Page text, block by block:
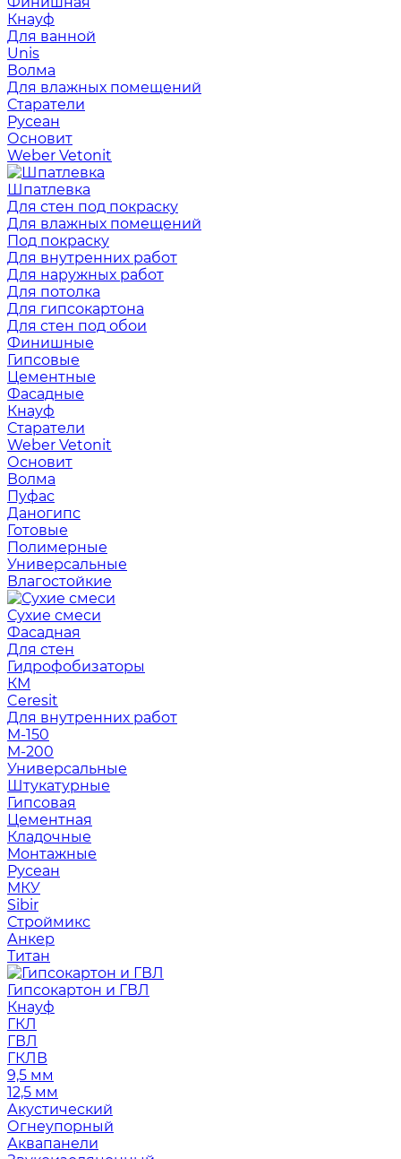
Кнауф
Для ванной
Unis
Волма
Для влажных помещений
Старатели
Русеан
Основит
Weber Vetonit
Шпатлевка
Для стен под покраску
Для влажных помещений
Под покраску
Для внутренних работ
Для наружных работ
Для потолка
Для гипсокартона
Для стен под обои
Финишные
Гипсовые
Цементные
Фасадные
Кнауф
Старатели
Weber Vetonit
Основит
Волма
Пуфас
Даногипс
Готовые
Полимерные
Универсальные
Влагостойкие
Сухие смеси
Фасадная
Для стен
Гидрофобизаторы
КМ
Ceresit
Для внутренних работ
М-150
М-200
Универсальные
Штукатурные
Гипсовая
Цементная
Кладочные
Монтажные
Русеан
МКУ
Sibir
Строймикс
Анкер
Титан
Гипсокартон и ГВЛ
Кнауф
ГКЛ
ГВЛ
ГКЛВ
9,5 мм
12,5 мм
Акустический
Огнеупорный
Аквапанели